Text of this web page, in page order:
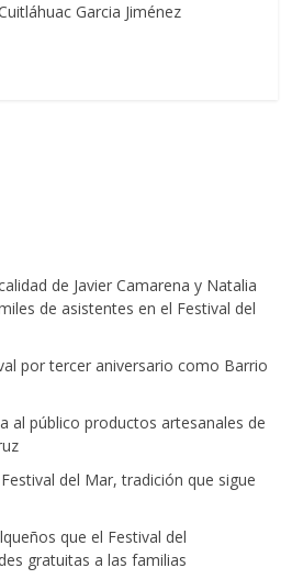
Garcia Jiménez
de Javier Camarena y Natalia
de asistentes en el Festival del
por tercer aniversario como Barrio
al público productos artesanales de
del Mar, tradición que sigue
que el Festival del
gratuitas a las familias